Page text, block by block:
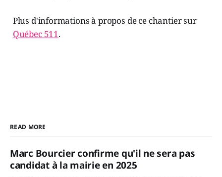
Plus d'informations à propos de ce chantier sur
Québec 511.
READ MORE
Marc Bourcier confirme qu'il ne sera pas
candidat à la mairie en 2025